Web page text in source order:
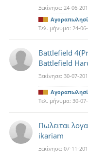
Ξεκίνησε: 24-06-
Τελ. μήνυμα: 24-
Battlefield
Battlefield
Ξεκίνησε: 30-07-
Τελ. μήνυμα: 30-
Πωλειται
ikariam
Ξεκίνησε: 07-11-